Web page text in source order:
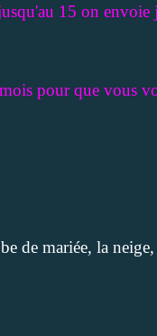
15 on envoie
pour que vous
de mariée, la